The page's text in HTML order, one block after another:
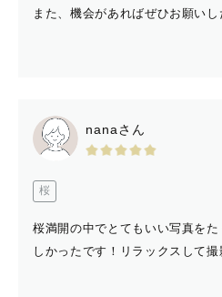
また、機会があればぜひお願いし
nanaさん
桜
桜満開の中でとてもいい写真を
しかったです！リラックスして撮